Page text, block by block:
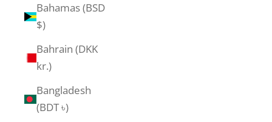
Bahamas (BSD
$)
Bahrain (DKK
kr.)
Bangladesh
(BDT ৳)